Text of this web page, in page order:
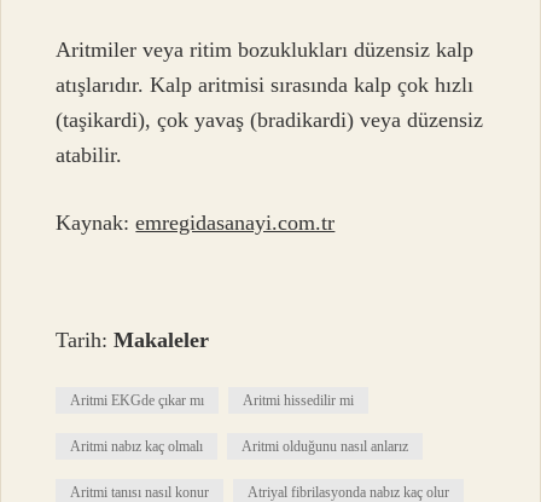
Aritmiler veya ritim bozuklukları düzensiz kalp
atışlarıdır. Kalp aritmisi sırasında kalp çok hızlı
(taşikardi), çok yavaş (bradikardi) veya düzensiz
atabilir.
Kaynak:emregidasanayi.com.tr
Tarih:Makaleler
Aritmi EKGde çıkar mı Aritmi hissedilir mi
Aritmi nabız kaç olmalı Aritmi olduğunu nasıl anlarız
Aritmi tanısı nasıl konur Atriyal fibrilasyonda nabız kaç olur